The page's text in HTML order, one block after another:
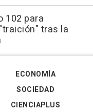
102 para
tras la
ECONOMÍA
SOCIEDAD
CIENCIAPLUS